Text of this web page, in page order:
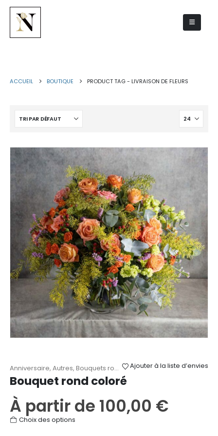
ACCUEIL BOUTIQUE PRODUCT TAG - LIVRAISON DE FLEURS
Ajouter à la liste d’envies
Anniversaire, Autres, Bouquets ronds ,Fête des Mères,
Bouquet rond coloré
À partir de 100,00 €
Choix des options